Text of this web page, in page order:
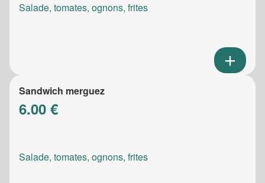
Salade, tomates, ognons, frites
Sandwich merguez
6.00 €
Salade, tomates, ognons, frites